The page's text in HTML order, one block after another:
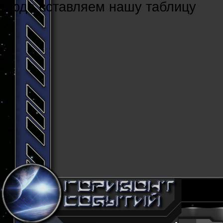
Cюда вставляем нашу таблицу